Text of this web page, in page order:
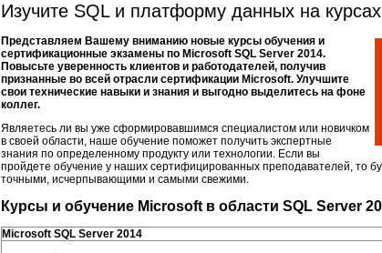
Изучите SQL и платформу данных на
Представляем Вашему вниманию новые курсы обучения и
сертификационные экзамены по Microsoft SQL Server 2014.
Повысьте уверенность клиентов и работодателей, получив
признанные во всей отрасли сертификации Microsoft. Улучшите
свои технические навыки и знания и выгодно выделитесь на фоне
коллег.
Являетесь ли вы уже сформировавшимся специалистом или новичком
в своей области, наше обучение поможет получить экспертные
знания по определенному продукту или технологии. Если вы
пройдете обучение у наших сертифицированных преподавателей, то
точными, исчерпывающими и самыми свежими.
Курсы и обучение Microsoft в области SQL Server
Microsoft SQL Server 2014